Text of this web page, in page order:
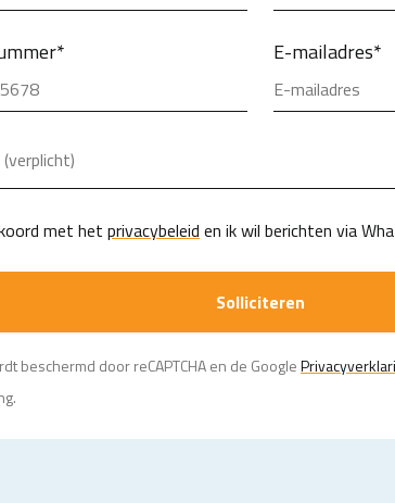
* E-mailadres*
met het privacybeleid en ik wil berichten via
Solliciteren
beschermd door reCAPTCHA en de Google